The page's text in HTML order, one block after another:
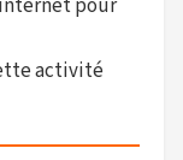
pour
activité